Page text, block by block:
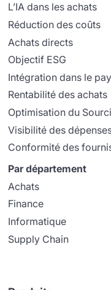
L’IA dans les achats
Réduction des coûts
Achats directs
Objectif ESG
Intégration dans le
Rentabilité des achats
Optimisation du
Visibilité des
Conformité des
Par département
Achats
Finance
Informatique
Supply Chain